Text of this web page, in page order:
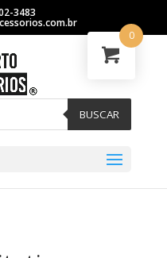
3483
BUSCAR
0